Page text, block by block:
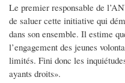
Le premier responsable de
de saluer cette initiative qui
dans son ensemble. Il estime
l’engagement des jeunes
limités. Fini donc les
ayants droits».